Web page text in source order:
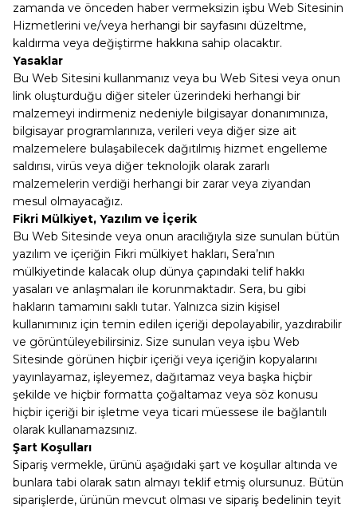
zamanda ve önceden haber vermeksizin işbu Web Sitesinin
Hizmetlerini ve/veya herhangi bir sayfasını düzeltme,
kaldırma veya değiştirme hakkına sahip olacaktır.
Yasaklar
Bu Web Sitesini kullanmanız veya bu Web Sitesi veya onun
link oluşturduğu diğer siteler üzerindeki herhangi bir
malzemeyi indirmeniz nedeniyle bilgisayar donanımınıza,
bilgisayar programlarınıza, verileri veya diğer size ait
malzemelere bulaşabilecek dağıtılmış hizmet engelleme
saldırısı, virüs veya diğer teknolojik olarak zararlı
malzemelerin verdiği herhangi bir zarar veya ziyandan
mesul olmayacağız.
Fikri Mülkiyet, Yazılım ve İçerik
Bu Web Sitesinde veya onun aracılığıyla size sunulan bütün
yazılım ve içeriğin Fikri mülkiyet hakları, Sera’nın
mülkiyetinde kalacak olup dünya çapındaki telif hakkı
yasaları ve anlaşmaları ile korunmaktadır. Sera, bu gibi
hakların tamamını saklı tutar. Yalnızca sizin kişisel
kullanımınız için temin edilen içeriği depolayabilir, yazdırabilir
ve görüntüleyebilirsiniz. Size sunulan veya işbu Web
Sitesinde görünen hiçbir içeriği veya içeriğin kopyalarını
yayınlayamaz, işleyemez, dağıtamaz veya başka hiçbir
şekilde ve hiçbir formatta çoğaltamaz veya söz konusu
hiçbir içeriği bir işletme veya ticari müessese ile bağlantılı
olarak kullanamazsınız.
Şart Koşulları
Sipariş vermekle, ürünü aşağıdaki şart ve koşullar altında ve
bunlara tabi olarak satın almayı teklif etmiş olursunuz. Bütün
siparişlerde, ürünün mevcut olması ve sipariş bedelinin teyit